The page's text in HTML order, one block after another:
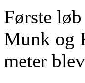
Første
Munk og
meter